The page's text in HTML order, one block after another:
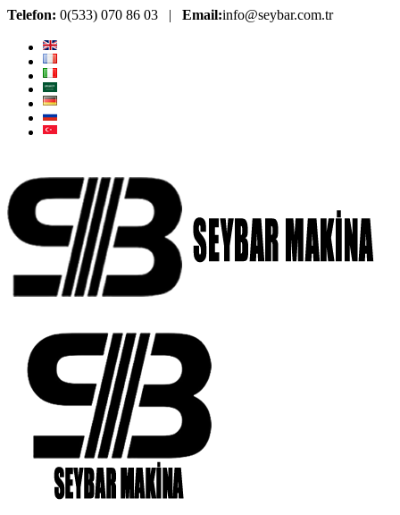
Telefon: 0(533) 070 86 03 | Email:info@seybar.com.tr